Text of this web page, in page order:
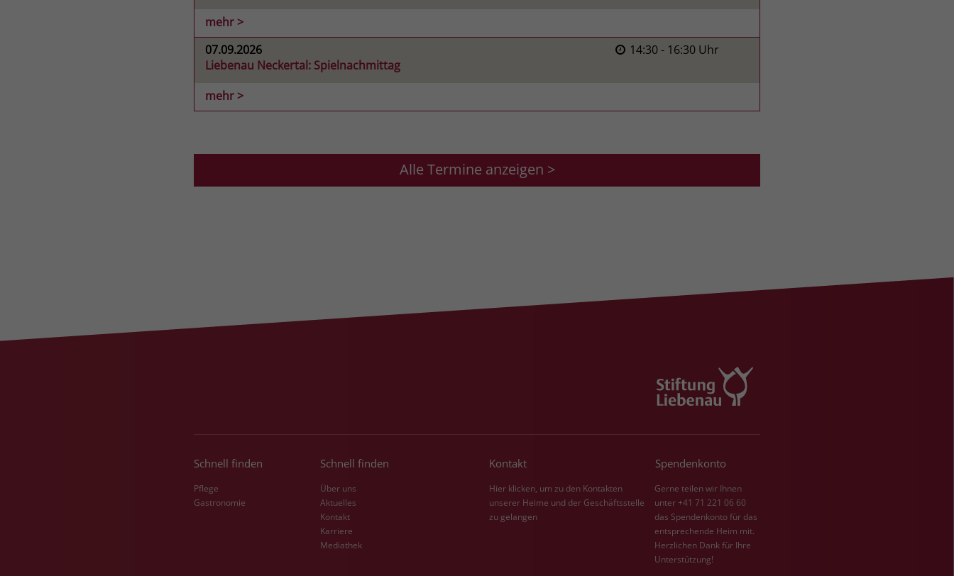
mehr >
07.09.2026
Liebenau Neckertal: Spielnachmittag
14:30- 16:30 Uhr
mehr >
Alle Termine anzeigen >
Schnell finden
Pflege
Gastronomie
Schnell finden
Über uns
Aktuelles
Kontakt
Karriere
Mediathek
Kontakt Spendenkonto
Hier klicken, um zu den Kontakten
unserer Heime und der Geschäftsstelle
zu gelangen
Gerne teilen wir Ihnen
unter +41 71 221 06 60
das Spendenkonto für das
entsprechende Heim mit.
Herzlichen Dank für Ihre
Unterstützung!